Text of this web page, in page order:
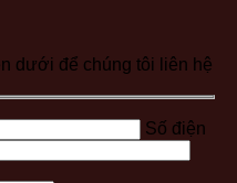
dưới để chúng tôi liên hệ
Số điện